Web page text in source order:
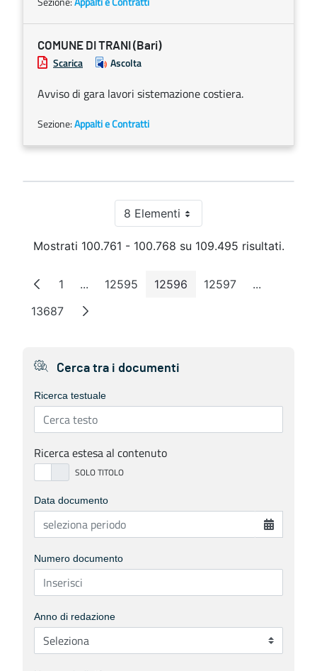
COMUNE DI TRANI (Bari)
Scarica Ascolta
Avviso di gara lavori sistemazione costiera.
Sezione:Appalti e Contratti
8 ElementiPer pagina
Mostrati 100.761 - 100.768 su 109.495 risultati.
Pagina
1 ...Pagine intermedie
Pagina
12595 Pagina
12596 Pagina
12597 ...Pagine
Pagina
13687
Cerca tra i documenti
Ricerca testuale
Ricerca estesa al contenuto
Data documento
Numero documento
Anno di redazione